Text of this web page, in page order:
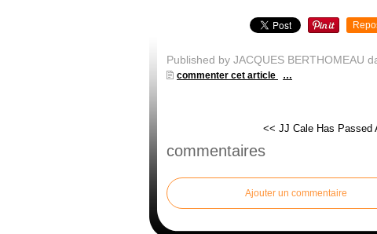
Published by JACQUES BERTHOMEAU
commenter cet article
…
<< JJ Cale Has Passed
commentaires
Ajouter un commentaire